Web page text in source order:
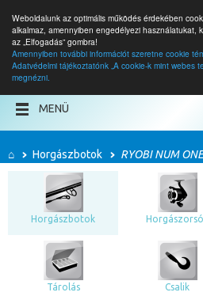
Weboldalunk az optimális működés érdekében
alkalmaz, amennyiben engedélyezi használatukat,
az „Elfogadás” gombra!
Amennyiben további információt szeretne cookie
Adatvédelmi tájékoztatónk „A cookie-k mint webes
megnézni.
MENÜ
⌂
Horgászbotok RYOBI NUM
Horgászbotok
Tárolás Csalik